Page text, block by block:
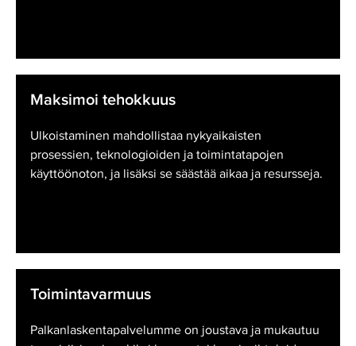
Maksimoi tehokkuus
Ulkoistaminen mahdollistaa nykyaikaisten
prosessien, teknologioiden ja toimintatapojen
käyttöönoton, ja lisäksi se säästää aikaa ja resursseja.
Toimintavarmuus
Palkanlaskentapalvelumme on joustava ja mukautuu